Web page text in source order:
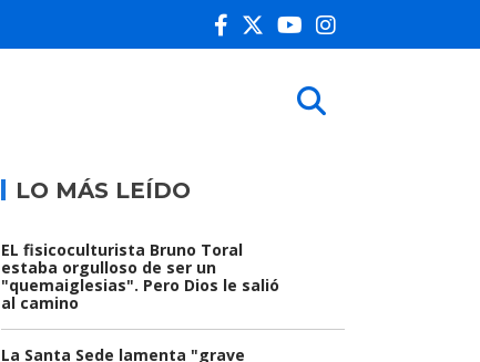
LO MÁS LEÍDO
EL fisicoculturista Bruno Toral
estaba orgulloso de ser un
"quemaiglesias". Pero Dios le salió
al camino
La Santa Sede lamenta "grave